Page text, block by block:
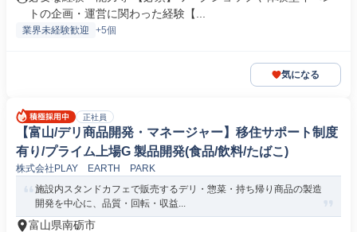
トの企画・運営に関わった経験【...
業界未経験歓迎 +5個
気になる
正社員
【富山/デリ商品開発・マネージャー】移住サポート制度
有り/プライム上場G 製品開発(食品/飲料/たばこ)
株式会社PLAY EARTH PARK
施設内スタンドカフェで販売するデリ・惣菜・持ち帰り商品の製造
開発を中心に、品質・回転・収益...
富山県南砺市